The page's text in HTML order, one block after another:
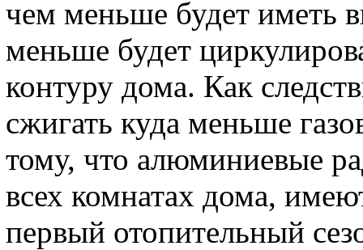
чем меньше будет иметь
меньше будет
контуру дома. Как
сжигать куда меньше
тому, что алюминиевые
всех комнатах дома,
первый отопительный